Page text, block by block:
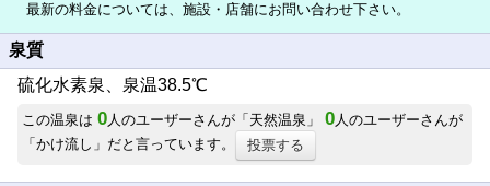
最新の料金については、施設・店舗にお問い合わせ下さい。
泉質
硫化水素泉、泉温38.5℃
この温泉は 0人のユーザーさんが「天然温泉」 0人のユーザーさんが
「かけ流し」だと言っています。
投票する